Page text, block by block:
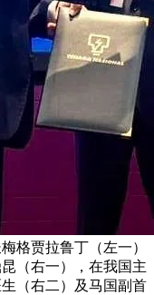
格贾拉鲁丁（左一）
（右一），在我国主
（右二）及马国副首